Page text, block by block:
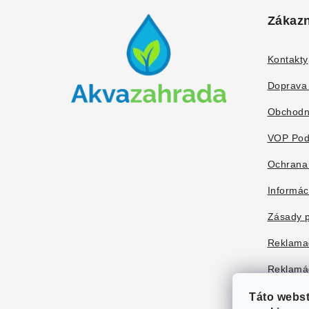
Táto
Kontakty
VOP
Zásady